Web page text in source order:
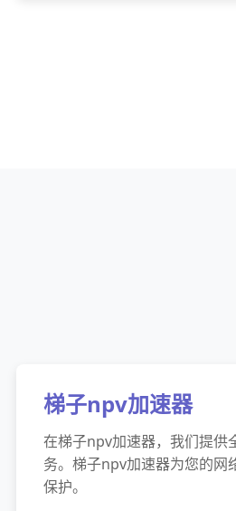
梯子npv加速器
在梯子npv加速器，我们提供
务。梯子npv加速器为您的网
保护。